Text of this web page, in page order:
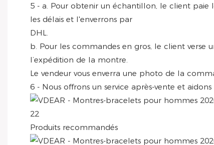
5 - a. Pour obtenir un échantillon, le client paie
les délais et l'enverrons par
DHL.
b. Pour les commandes en gros, le client
l’expédition de la montre.
Le vendeur vous enverra une photo de la
6 - Nous offrons un service après-vente et
Produits recommandés